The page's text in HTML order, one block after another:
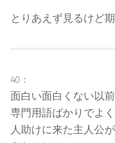
とりあえず見るけど
40：
面白い面白くない以
専門用語ばかりでよ
人助けに来た主人公